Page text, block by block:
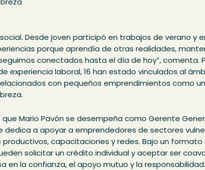
Desde joven participó en trabajos de verano y
porque aprendía de otras realidades,
conectados hasta el día de hoy”, comenta.
experiencia laboral, 16 han estado vinculados al
con pequeños emprendimientos como
que Mario Pavón se desempeña como Gerente
dedica a apoyar a emprendedores de sectores
productivos, capacitaciones y redes. Bajo un
solicitar un crédito individual y aceptar ser
en la confianza, el apoyo mutuo y la responsabilidad.